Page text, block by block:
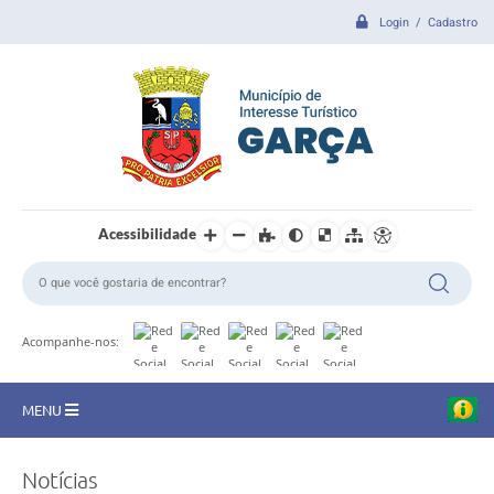
Login / Cadastro
Acessibilidade
Acompanhe-nos:
MENU
CIDADE
Notícias